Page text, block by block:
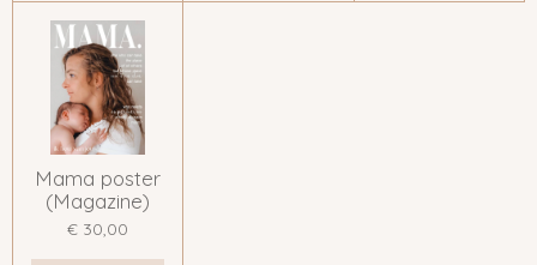
Mama poster
(Magazine)
€ 30,00